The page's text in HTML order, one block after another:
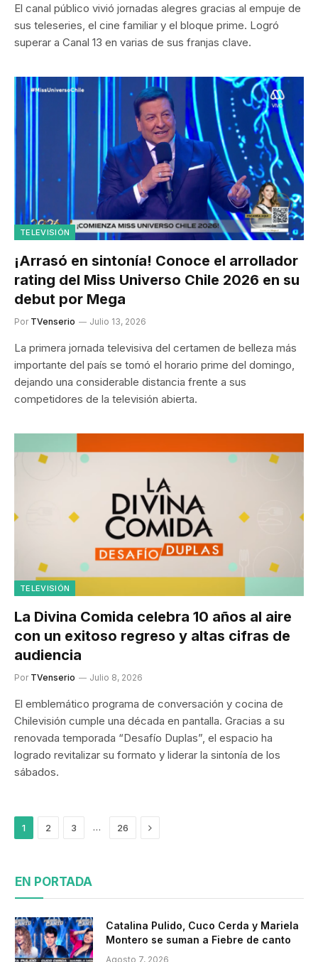
El canal público vivió jornadas alegres gracias al empuje de
sus teleseries, el cine familiar y el bloque prime. Logró
superar a Canal 13 en varias de sus franjas clave.
TELEVISIÓN
¡Arrasó en sintonía! Conoce el arrollador
rating del Miss Universo Chile 2026 en su
debut por Mega
Por TVenserio Julio 13, 2026
La primera jornada televisiva del certamen de belleza más
importante del país se tomó el horario prime del domingo,
dejando una considerable distancia frente a sus
competidores de la televisión abierta.
TELEVISIÓN
La Divina Comida celebra 10 años al aire
con un exitoso regreso y altas cifras de
audiencia
Por TVenserio Julio 8, 2026
El emblemático programa de conversación y cocina de
Chilevisión cumple una década en pantalla. Gracias a su
renovada temporada “Desafío Duplas”, el espacio ha
logrado revitalizar su formato y liderar la sintonía de los
sábados.
1 2 3 … 26 Siguiente
EN PORTADA
Catalina Pulido, Cuco Cerda y Mariela
Montero se suman a Fiebre de canto
Agosto 7, 2026